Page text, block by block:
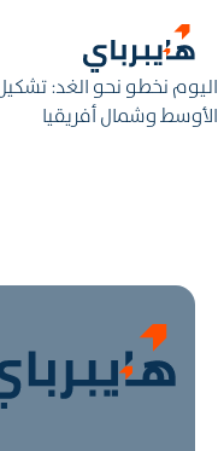
اليوم نخطو نحو الغد:
الأوسط وشمال أفريقيا